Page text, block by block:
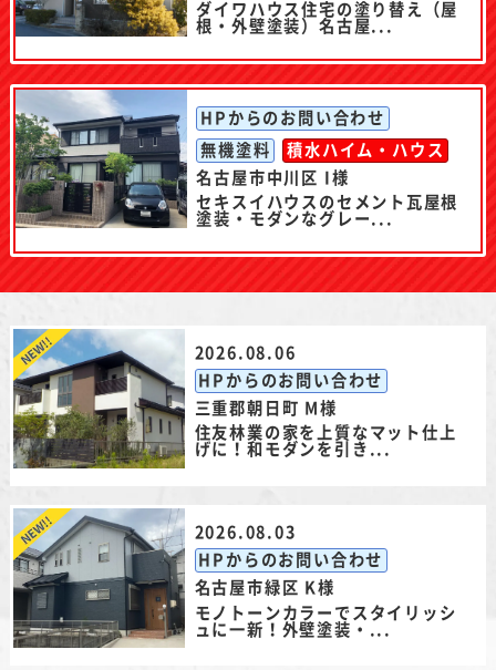
ダイワハウス住宅の塗り替え（屋
根・外壁塗装）名古屋...
HPからのお問い合わせ
無機塗料
積水ハイム・ハウス
名古屋市中川区 I様
セキスイハウスのセメント瓦屋根
塗装・モダンなグレー...
2026.08.06
HPからのお問い合わせ
三重郡朝日町 M様
住友林業の家を上質なマット仕上
げに！和モダンを引き...
2026.08.03
HPからのお問い合わせ
名古屋市緑区 K様
モノトーンカラーでスタイリッシ
ュに一新！外壁塗装・...